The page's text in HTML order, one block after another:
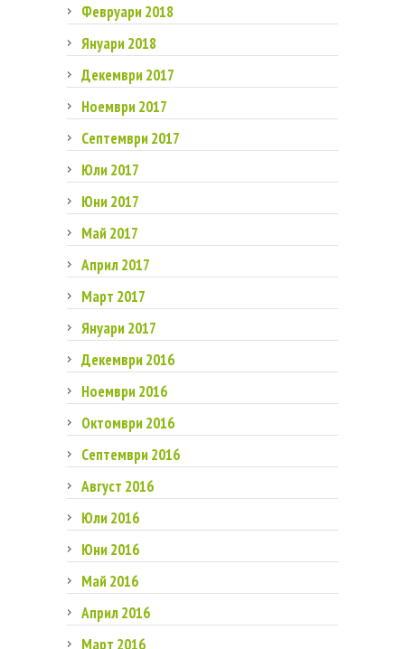
Февруари 2018
Януари 2018
Декември 2017
Ноември 2017
Септември 2017
Юли 2017
Юни 2017
Май 2017
Април 2017
Март 2017
Януари 2017
Декември 2016
Ноември 2016
Октомври 2016
Септември 2016
Август 2016
Юли 2016
Юни 2016
Май 2016
Април 2016
Март 2016